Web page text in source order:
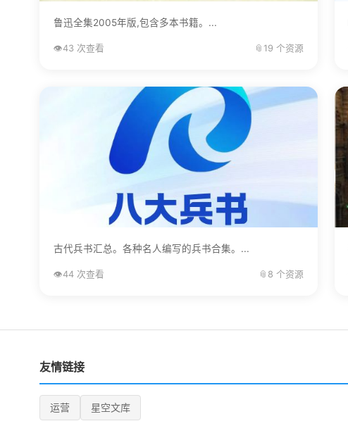
鲁迅全集2005年版,包含多本书籍。...
👁️43 次查看 📎 19 个资源
古代兵书汇总。各种名人编写的兵书合集。...
👁️44 次查看 📎 8 个资源
友情链接
运营 星空文库